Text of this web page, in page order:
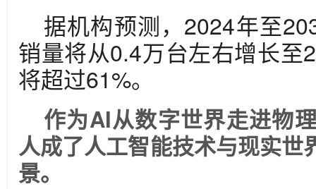
据机构预测，2024年至
销量将从0.4万台左右增长至
将超过61%。
作为AI从数字世界走进物
人成了人工智能技术与现实世
景。